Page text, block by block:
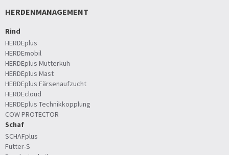
HERDENMANAGEMENT
Rind
HERDEplus
HERDEmobil
HERDEplus Mutterkuh
HERDEplus Mast
HERDEplus Färsenaufzucht
HERDEcloud
HERDEplus Technikkopplung
COW PROTECTOR
Schaf
SCHAFplus
Futter-S